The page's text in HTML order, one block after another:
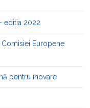
editia 2022
Comisiei Europene
pentru inovare